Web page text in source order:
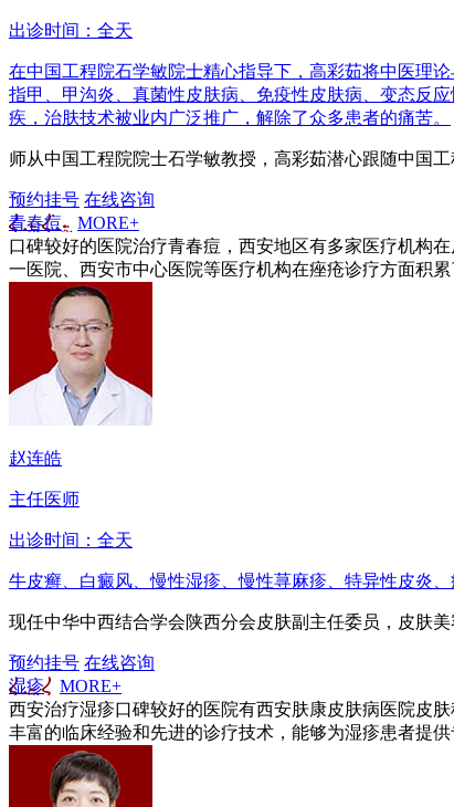
出诊时间：全天
在中国工程院石学敏院士精心指导下，高彩茹将中医理
指甲、甲沟炎、真菌性皮肤病、免疫性皮肤病、变态反
疾，治肤技术被业内广泛推广，解除了众多患者的痛苦。
师从中国工程院院士石学敏教授，高彩茹潜心跟随中国
预约挂号 在线咨询
青春痘
MORE+
口碑较好的医院治疗青春痘，西安地区有多家医疗机构
一医院、西安市中心医院等医疗机构在痤疮诊疗方面积
赵连皓
主任医师
出诊时间：全天
牛皮癣、白癜风、慢性湿疹、慢性荨麻疹、特异性皮炎
现任中华中西结合学会陕西分会皮肤副主任委员，皮肤
预约挂号 在线咨询
湿疹
MORE+
西安治疗湿疹口碑较好的医院有西安肤康皮肤病医院皮
丰富的临床经验和先进的诊疗技术，能够为湿疹患者提